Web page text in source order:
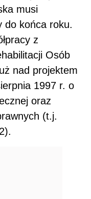
musi
do końca roku.
z
Osób
nad projektem
1997 r. o
oraz
(t.j.